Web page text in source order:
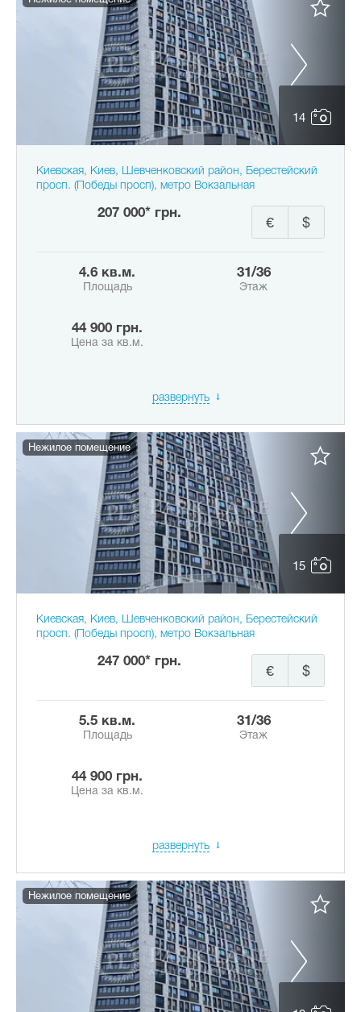
14
Киевская, Киев, Шевченковский район, Берестейский
просп. (Победы просп), метро Вокзальная
207 000* грн.
$
€
4.6 кв.м.
Площадь
31/36
Этаж
44 900 грн.
Цена за кв.м.
развернуть
15
Нежилое помещение
Киевская, Киев, Шевченковский район, Берестейский
просп. (Победы просп), метро Вокзальная
247 000* грн.
$
€
5.5 кв.м.
Площадь
31/36
Этаж
44 900 грн.
Цена за кв.м.
развернуть
Нежилое помещение